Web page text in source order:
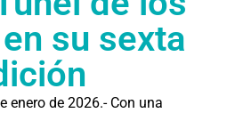
su sexta
enero de 2026.- Con una